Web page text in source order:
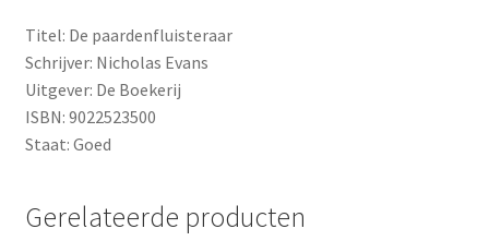
Titel: De paardenfluisteraar
Schrijver: Nicholas Evans
Uitgever: De Boekerij
ISBN: 9022523500
Staat: Goed
Gerelateerde producten